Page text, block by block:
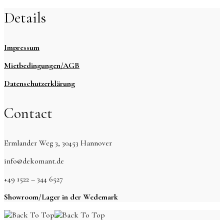
Details
Impressum
Mietbedingungen/AGB
Datenschutzerklärung
Contact
Ermlander Weg 3, 30453 Hannover
info@dekomant.de
+49 1522 – 344 6527
Showroom/Lager in der Wedemark